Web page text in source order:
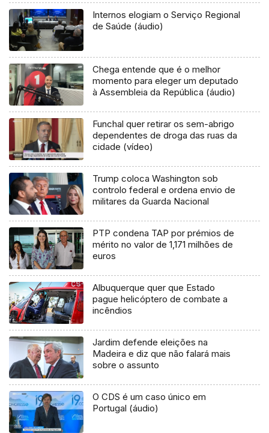
Internos elogiam o Serviço Regional
de Saúde (áudio)
Chega entende que é o melhor
momento para eleger um deputado
à Assembleia da República (áudio)
Funchal quer retirar os sem-abrigo
dependentes de droga das ruas da
cidade (vídeo)
Trump coloca Washington sob
controlo federal e ordena envio de
militares da Guarda Nacional
PTP condena TAP por prémios de
mérito no valor de 1,171 milhões de
euros
Albuquerque quer que Estado
pague helicóptero de combate a
incêndios
Jardim defende eleições na
Madeira e diz que não falará mais
sobre o assunto
O CDS é um caso único em
Portugal (áudio)